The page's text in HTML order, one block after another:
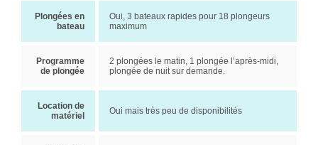
Plongées en
bateau
Oui, 3 bateaux rapides pour 18 plongeurs
maximum
Programme
de plongée
2 plongées le matin, 1 plongée l’après-midi,
plongée de nuit sur demande.
Location de
matériel
Oui mais très peu de disponibilités